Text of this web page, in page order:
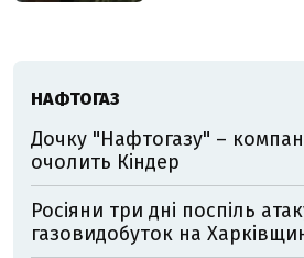
НАФТОГАЗ
Дочку "Нафтогазу" –
очолить Кіндер
Росіяни три дні поспіль
газовидобуток на